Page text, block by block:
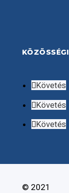
KÖZÖSSÉGI
Követés
Követés
Követés
© 2021